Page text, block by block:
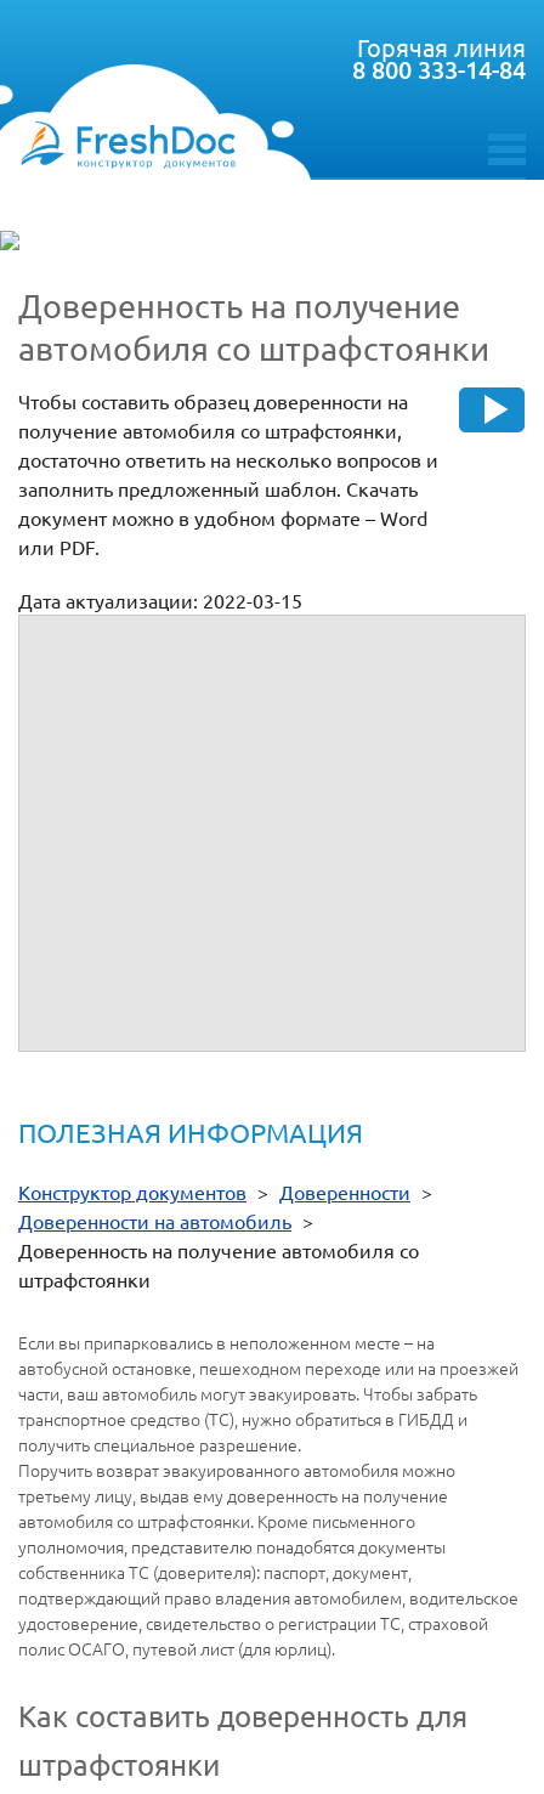
toggle
Горячая линия
8 800 333-14-84
Доверенность на получение
автомобиля со штрафстоянки
Чтобы составить образец доверенности на
получение автомобиля со штрафстоянки,
достаточно ответить на несколько вопросов и
заполнить предложенный шаблон. Скачать
документ можно в удобном формате – Word
или PDF.
Дата актуализации: 2022-03-15
ПОЛЕЗНАЯ ИНФОРМАЦИЯ
Конструктор документов > Доверенности >
Доверенности на автомобиль >
Доверенность на получение автомобиля со
штрафстоянки
Если вы припарковались в неположенном месте – на
автобусной остановке, пешеходном переходе или на проезжей
части, ваш автомобиль могут эвакуировать. Чтобы забрать
транспортное средство (ТС), нужно обратиться в ГИБДД и
получить специальное разрешение.
Поручить возврат эвакуированного автомобиля можно
третьему лицу, выдав ему доверенность на получение
автомобиля со штрафстоянки. Кроме письменного
уполномочия, представителю понадобятся документы
собственника ТС (доверителя): паспорт, документ,
подтверждающий право владения автомобилем, водительское
удостоверение, свидетельство о регистрации ТС, страховой
полис ОСАГО, путевой лист (для юрлиц).
Как составить доверенность для
штрафстоянки